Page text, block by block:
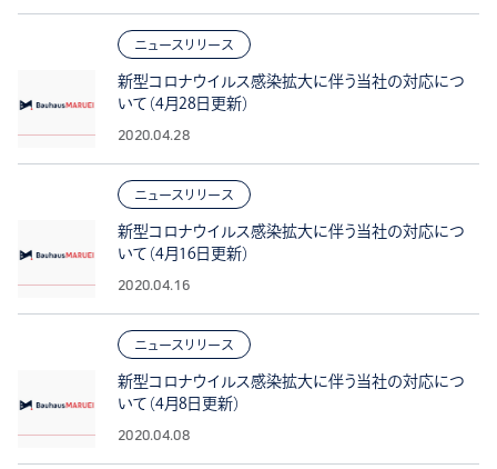
ニュースリリース
新型コロナウイルス感染拡大に伴う当社の対応につ
いて（4月28日更新）
2020.04.28
ニュースリリース
新型コロナウイルス感染拡大に伴う当社の対応につ
いて（4月16日更新）
2020.04.16
ニュースリリース
新型コロナウイルス感染拡大に伴う当社の対応につ
いて（4月8日更新）
2020.04.08